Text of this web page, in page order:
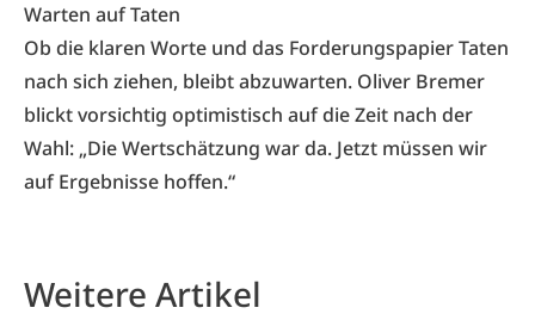
Warten auf Taten
Ob die klaren Worte und das Forderungspapier Taten
nach sich ziehen, bleibt abzuwarten. Oliver Bremer
blickt vorsichtig optimistisch auf die Zeit nach der
Wahl: „Die Wertschätzung war da. Jetzt müssen wir
auf Ergebnisse hoffen.“
Weitere Artikel